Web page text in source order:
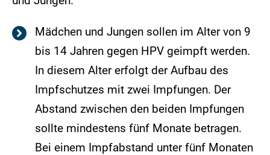
Mädchen und Jungen sollen im Alter von 9
bis 14 Jahren gegen HPV geimpft werden.
In diesem Alter erfolgt der Aufbau des
Impfschutzes mit zwei Impfungen. Der
Abstand zwischen den beiden Impfungen
sollte mindestens fünf Monate betragen.
Bei einem Impfabstand unter fünf Monaten